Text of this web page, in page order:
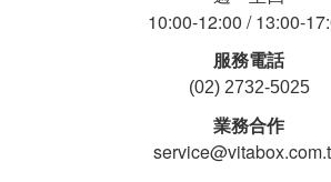
10:00-12:00 / 13:00-
服務電話
(02) 2732-5025
業務合作